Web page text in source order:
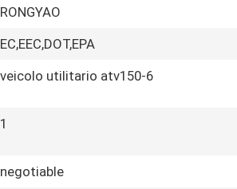
RONGYAO
EC,EEC,DOT,EPA
veicolo utilitario atv150-6
1
negotiable